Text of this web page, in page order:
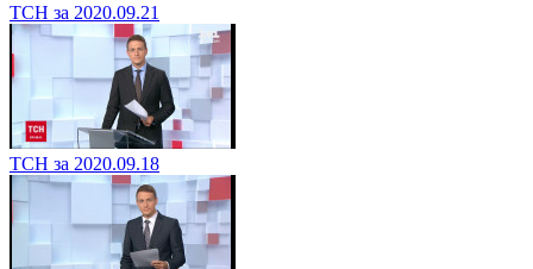
ТСН за 2020.09.21
ТСН за 2020.09.18